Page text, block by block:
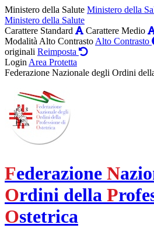
Ministero della Salute Ministero della
Ministero della Salute
Carattere Standard
Carattere Medio
Modalità Alto Contrasto Alto Contrasto
originali Reimposta
Login Area Protetta
Federazione Nazionale degli Ordini
Federazione N
Ordini della P
Ostetrica